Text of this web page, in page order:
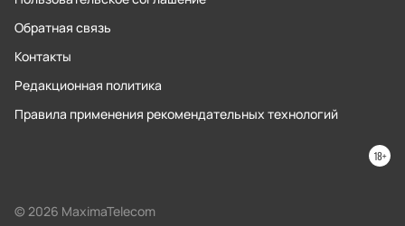
Обратная связь
Контакты
Редакционная политика
Правила применения рекомендательных технологий
© 2026 MaximaTelecom